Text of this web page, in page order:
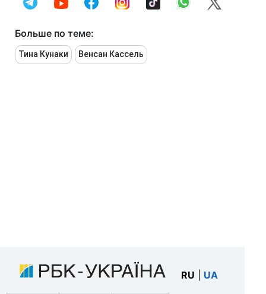
Больше по теме:
Тина Кунаки Венсан Кассель
RU UA